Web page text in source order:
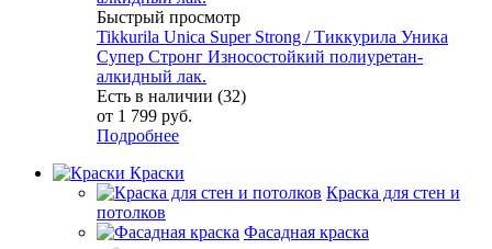
Быстрый просмотр
Tikkurila Unica Super Strong / Тиккурила Уника
Супер Стронг Износостойкий полиуретан-
алкидный лак.
Есть в наличии (32)
от 1 799 руб.
Подробнее
Краски
Краска для стен и
потолков
Фасадная краска